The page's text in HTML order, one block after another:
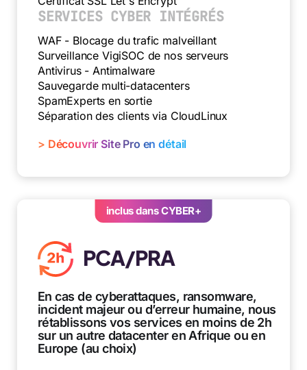
SERVICES CYBER INTÉGRÉS
WAF - Blocage du trafic malveillant
Surveillance VigiSOC de nos serveurs
Antivirus - Antimalware
Sauvegarde multi-datacenters
SpamExperts en sortie
Séparation des clients via CloudLinux
> Découvrir Site Pro en détail
inclus dans CYBER+
PCA/PRA
En cas de cyberattaques, ransomware,
incident majeur ou d’erreur humaine, nous
rétablissons vos services en moins de 2h
sur un autre datacenter en Afrique ou en
Europe (au choix)